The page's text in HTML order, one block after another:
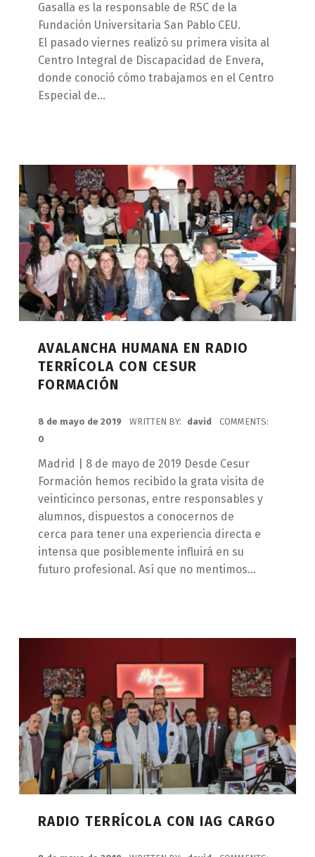
Gasalla es la responsable de RSC de la
Fundación Universitaria San Pablo CEU.
El pasado viernes realizó su primera visita al
Centro Integral de Discapacidad de Envera,
donde conoció cómo trabajamos en el Centro
Especial de…
AVALANCHA HUMANA EN RADIO
TERRÍCOLA CON CESUR
FORMACIÓN
8 de mayo de 2019 WRITTEN BY: david
COMMENTS:
0
Madrid | 8 de mayo de 2019 Desde Cesur
Formación hemos recibido la grata visita de
veinticinco personas, entre responsables y
alumnos, dispuestos a conocernos de
cerca para tener una experiencia directa e
intensa que posiblemente influirá en su
futuro profesional. Así que no mentimos…
RADIO TERRÍCOLA CON IAG CARGO